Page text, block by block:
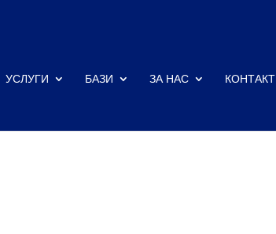
УСЛУГИ БАЗИ ЗА НАС КОНТАКТ